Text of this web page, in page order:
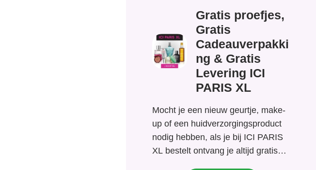
Gratis proefjes,
Gratis
Cadeauverpakki
ng & Gratis
Levering ICI
PARIS XL
Mocht je een nieuw geurtje, make-
up of een huidverzorgingsproduct
nodig hebben, als je bij ICI PARIS
XL bestelt ontvang je altijd gratis